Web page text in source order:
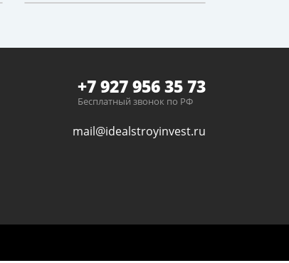
+7 927 956 35 73
Бесплатный звонок по РФ
mail@idealstroyinvest.ru